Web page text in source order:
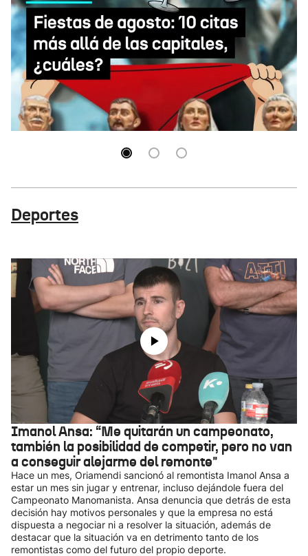
10 fiestas de agosto más allá de las capitales,
¿cuáles?
Deportes
Imanol Ansa: “Me quitarán un campeonato,
también la posibilidad de competir, pero no van
a conseguir alejarme del remonte"
Hace un mes, Oriamendi sancionó al remontista Imanol Ansa a
estar un mes sin jugar y entrenar, incluso dejándole fuera del
Campeonato Manomanista. Ansa denuncia que detrás de esta
decisión hay motivos personales y que la empresa no está
dispuesta a negociar ni a resolver la situación, además de
destacar que la situación va en detrimento tanto de los
remontistas como del futuro del propio deporte.